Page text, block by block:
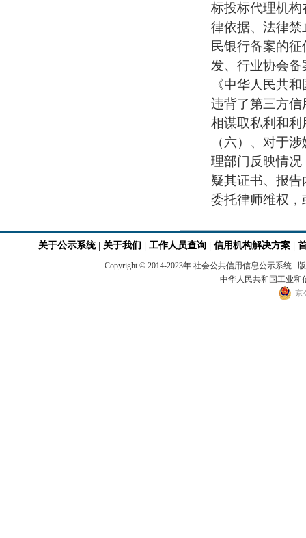
标投标代理机
律依据、法律
民银行备案的
发、行业协会
《中华人民共
违背了第三方信
相谋取私利和
（六）、对于
理部门反映情
疑其证书、报
委托律师维权
关于公示系统| 关于我们 工作人员查询 信用机构解决方案
Copyright © 2014-2023年 社会公共信用信息公示系
中华人民共和国工业和
京